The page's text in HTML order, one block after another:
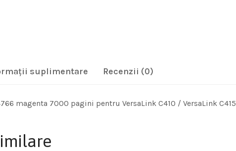
suplimentare Recenzii (0)
magenta 7000 pagini pentru VersaLink C410 / VersaLink C415